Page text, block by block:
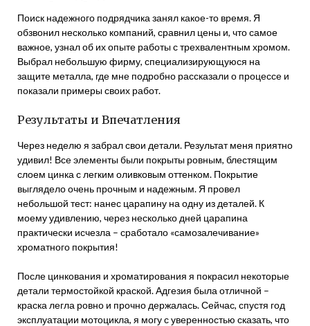
Поиск надежного подрядчика занял какое-то время. Я
обзвонил несколько компаний, сравнил цены и, что самое
важное, узнал об их опыте работы с трехвалентным хромом.
Выбрал небольшую фирму, специализирующуюся на
защите металла, где мне подробно рассказали о процессе и
показали примеры своих работ.
Результаты и Впечатления
Через неделю я забрал свои детали. Результат меня приятно
удивил! Все элементы были покрыты ровным, блестящим
слоем цинка с легким оливковым оттенком. Покрытие
выглядело очень прочным и надежным. Я провел
небольшой тест: нанес царапину на одну из деталей. К
моему удивлению, через несколько дней царапина
практически исчезла – сработало «самозалечивание»
хроматного покрытия!
После цинкования и хроматирования я покрасил некоторые
детали термостойкой краской. Адгезия была отличной –
краска легла ровно и прочно держалась. Сейчас, спустя год
эксплуатации мотоцикла, я могу с уверенностью сказать, что